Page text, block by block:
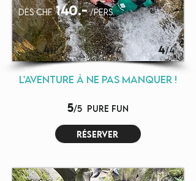
dès chf 140.- /pers.
4H2/44/4
l'aventure à ne pas manquer !
5/5 pure fun
réserver